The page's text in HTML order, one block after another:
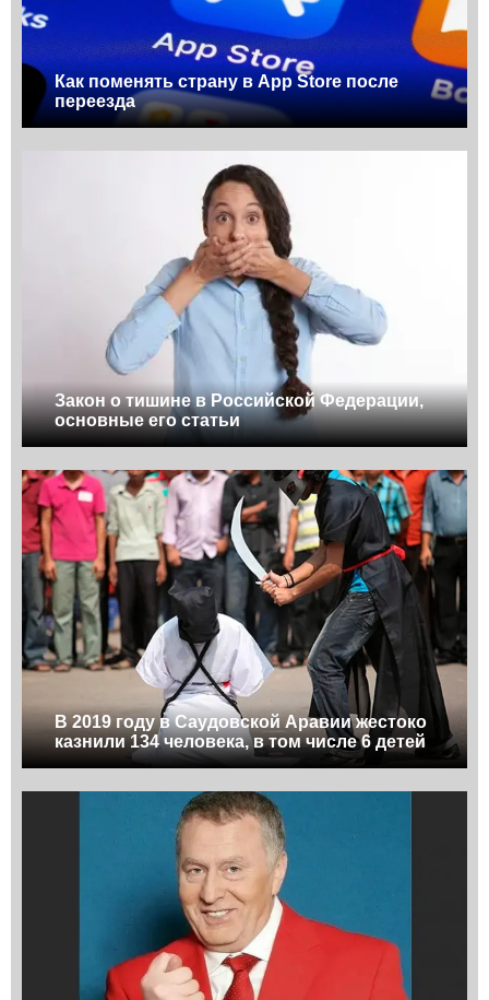
Как поменять страну в App Store после
переезда
Закон о тишине в Российской Федерации,
основные его статьи
В 2019 году в Саудовской Аравии жестоко
казнили 134 человека, в том числе 6 детей